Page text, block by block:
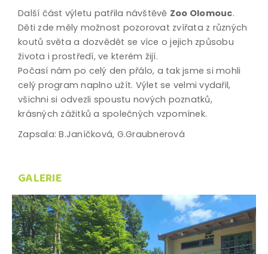
Další část výletu patřila návštěvě Zoo Olomouc.
Děti zde měly možnost pozorovat zvířata z různých
koutů světa a dozvědět se více o jejich způsobu
života i prostředí, ve kterém žijí.
Počasí nám po celý den přálo, a tak jsme si mohli
celý program naplno užít. Výlet se velmi vydařil,
všichni si odvezli spoustu nových poznatků,
krásných zážitků a společných vzpomínek.
Zapsala: B.Janíčková, G.Graubnerová
GALERIE